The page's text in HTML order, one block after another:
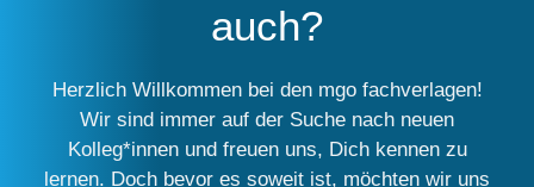
auch?
Herzlich Willkommen bei den mgo fachverlagen!
Wir sind immer auf der Suche nach neuen
Kolleg*innen und freuen uns, Dich kennen zu
lernen. Doch bevor es soweit ist, möchten wir uns